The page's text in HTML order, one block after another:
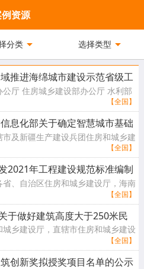
资源
分类 选择类型
推进海绵城市建设示范省级工
厅 住房城乡建设部办公厅 水利部
绵城市建设示范工作的通知》（财
【全国】
息化部关于确定智慧城市基础
展第一批试点城市的通知
及新疆生产建设兵团住房和城乡建
息化主管部门：按照《住房和城乡
【全国】
2021年工程建设规范标准编制
、自治区住房和城乡建设厅，海南
辖市住房和城乡建设（管）委及有
【全国】
于做好建筑高度大于250米民
通知
乡建设厅，直辖市住房和城乡建设
委，新疆生产建设兵团住房和城乡
【全国】
创新奖拟授奖项目名单的公示